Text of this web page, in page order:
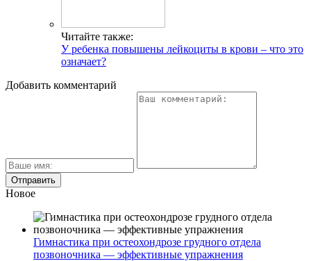
Читайте также:
У ребенка повышены лейкоциты в крови – что это
означает?
Добавить комментарий
Новое
Гимнастика при остеохондрозе грудного отдела
позвоночника — эффективные упражнения